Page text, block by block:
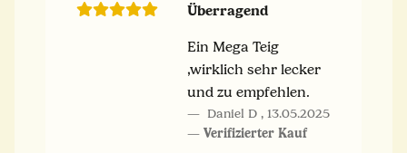
Überragend
Ein Mega Teig
,wirklich sehr lecker
und zu empfehlen.
Daniel D , 13.05.2025
Verifizierter Kauf